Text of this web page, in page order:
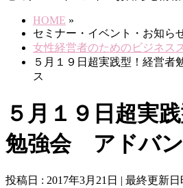
HOME »
セミナー・イベント・お知ら
女性経営者のためのビジネス
５月１９日超実践型！経営
ス
５月１９日超実
勉強会 アドバ
投稿日 : 2017年3月21日 最終更新日